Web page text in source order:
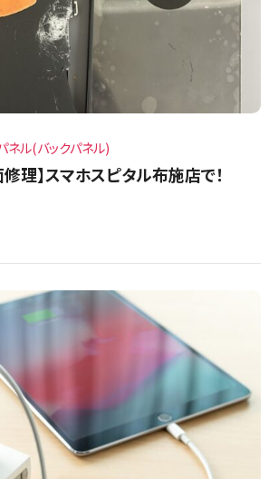
ネル(バックパネル)
理】スマホスピタル布施店で！